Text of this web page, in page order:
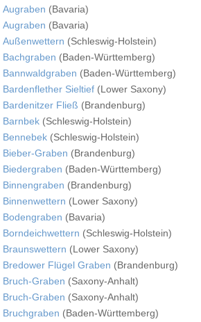
Augraben (Bavaria)
Augraben (Bavaria)
Außenwettern (Schleswig-Holstein)
Bachgraben (Baden-Württemberg)
Bannwaldgraben (Baden-Württemberg)
Bardenflether Sieltief (Lower Saxony)
Bardenitzer Fließ (Brandenburg)
Barnbek (Schleswig-Holstein)
Bennebek (Schleswig-Holstein)
Bieber-Graben (Brandenburg)
Biedergraben (Baden-Württemberg)
Binnengraben (Brandenburg)
Binnenwettern (Lower Saxony)
Bodengraben (Bavaria)
Borndeichwettern (Schleswig-Holstein)
Braunswettern (Lower Saxony)
Bredower Flügel Graben (Brandenburg)
Bruch-Graben (Saxony-Anhalt)
Bruch-Graben (Saxony-Anhalt)
Bruchgraben (Baden-Württemberg)